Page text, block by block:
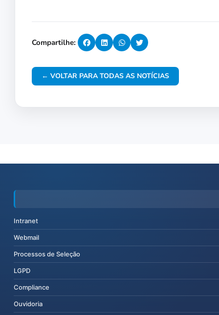
Compartilhe:
← VOLTAR PARA TODAS AS NOTÍCIAS
Intranet
Webmail
Processos de Seleção
LGPD
Compliance
Ouvidoria